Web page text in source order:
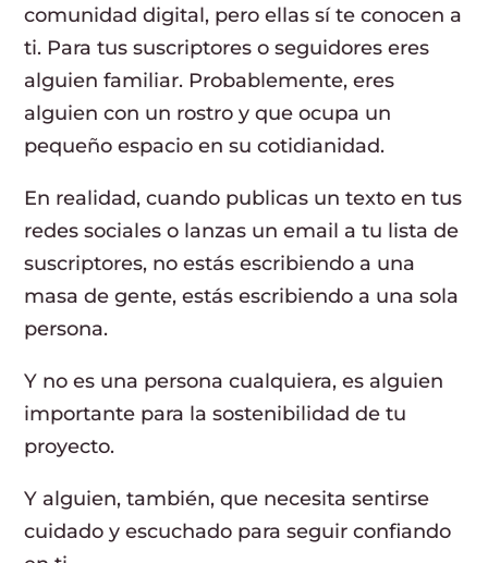
comunidad digital, pero ellas sí te conocen a
ti. Para tus suscriptores o seguidores eres
alguien familiar. Probablemente, eres
alguien con un rostro y que ocupa un
pequeño espacio en su cotidianidad.
En realidad, cuando publicas un texto en tus
redes sociales o lanzas un email a tu lista de
suscriptores, no estás escribiendo a una
masa de gente, estás escribiendo a una sola
persona.
Y no es una persona cualquiera, es alguien
importante para la sostenibilidad de tu
proyecto.
Y alguien, también, que necesita sentirse
cuidado y escuchado para seguir confiando